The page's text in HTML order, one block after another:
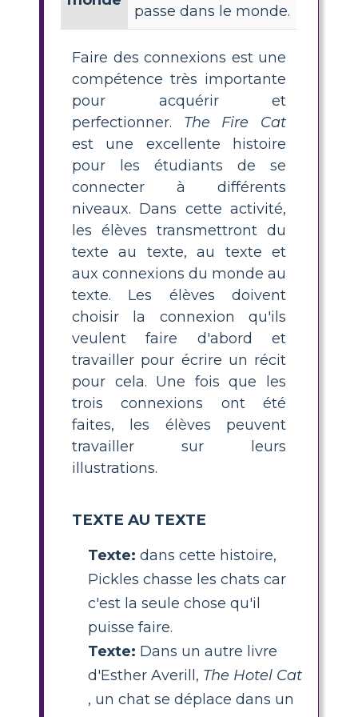
passe dans le monde.
Faire des connexions est une
compétence très importante
pour acquérir et
perfectionner. The Fire Cat
est une excellente histoire
pour les étudiants de se
connecter à différents
niveaux. Dans cette activité,
les élèves transmettront du
texte au texte, au texte et
aux connexions du monde au
texte. Les élèves doivent
choisir la connexion qu'ils
veulent faire d'abord et
travailler pour écrire un récit
pour cela. Une fois que les
trois connexions ont été
faites, les élèves peuvent
travailler sur leurs
illustrations.
TEXTE AU TEXTE
Texte: dans cette histoire,
Pickles chasse les chats car
c'est la seule chose qu'il
puisse faire.
Texte: Dans un autre livre
d'Esther Averill, The Hotel Cat
, un chat se déplace dans un